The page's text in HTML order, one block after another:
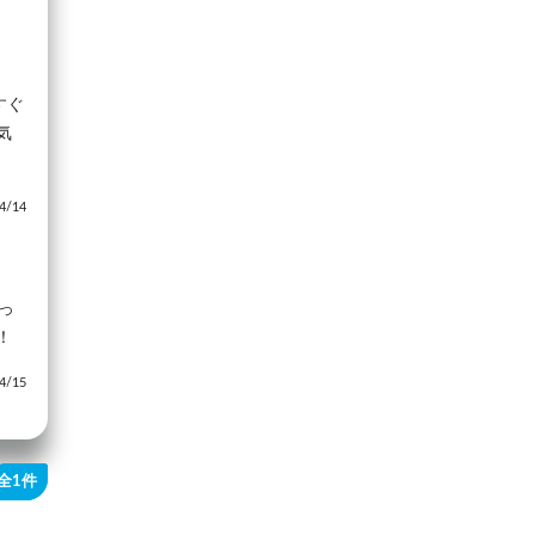
ぐ
14
15
1件